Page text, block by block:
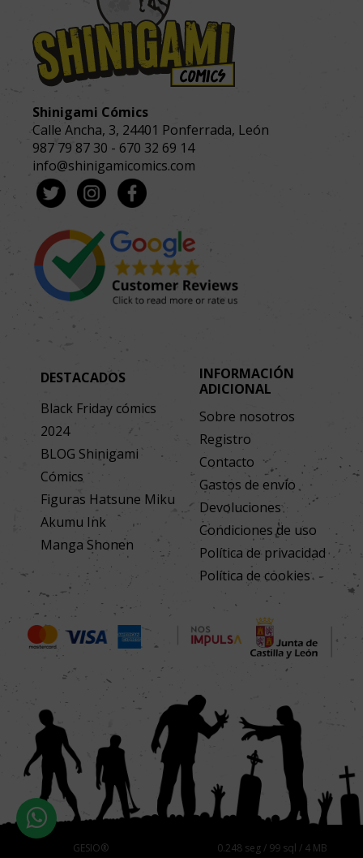
Shinigami Cómics
Calle Ancha, 3, 24401 Ponferrada, León
987 79 87 30 - 670 32 69 14
info@shinigamicomics.com
DESTACADOS
Black Friday cómics
2024
BLOG Shinigami
Cómics
Figuras Hatsune Miku
Akumu Ink
Manga Shonen
INFORMACIÓN
ADICIONAL
Sobre nosotros
Registro
Contacto
Gastos de envío
Devoluciones
Condiciones de uso
Política de privacidad
Política de cookies
GESIO® 0.248 seg / 99 sql / 4 MB